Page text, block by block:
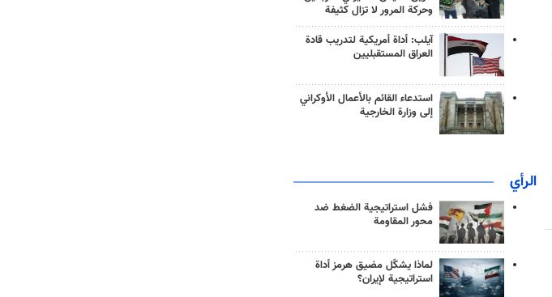
وحركة المرور لا تزال كثيفة
آيلب: أداة أمريكية لتدريب قادة
العراق المستقبليين
استدعاء القائم بالأعمال الأوكراني
إلى وزارة الخارجية
الرأي
فشل استراتيجية الضغط ضد
محور المقاومة
لماذا يشكّل مضيق هرمز أداة
استراتيجية لإيران؟